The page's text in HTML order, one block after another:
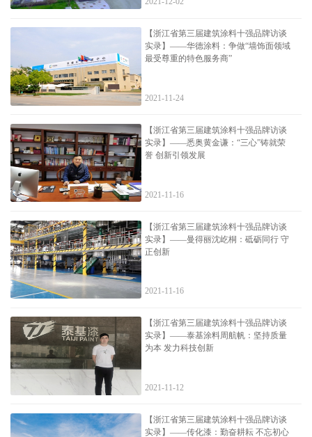
【浙江省第三届建筑涂料十强品牌访谈
实录】——华德涂料：争做“墙饰面领域
最受尊重的特色服务商”
2021-11-24
【浙江省第三届建筑涂料十强品牌访谈
实录】——悉奥黄金谦：“三心”铸就荣
誉 创新引领发展
2021-11-16
【浙江省第三届建筑涂料十强品牌访谈
实录】——曼得丽沈屹桐：砥砺同行 守
正创新
2021-11-16
【浙江省第三届建筑涂料十强品牌访谈
实录】——泰基涂料周航帆：坚持质量
为本 发力科技创新
2021-11-12
【浙江省第三届建筑涂料十强品牌访谈
实录】——传化漆：勤奋耕耘 不忘初心